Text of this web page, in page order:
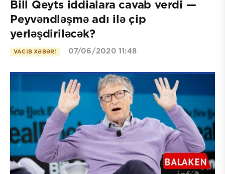
Bill Qeyts iddialara cavab verdi —
Peyvəndləşmə adı ilə çip
yerləşdiriləcək?
VACIB XƏBƏR! 07/06/2020 11:48